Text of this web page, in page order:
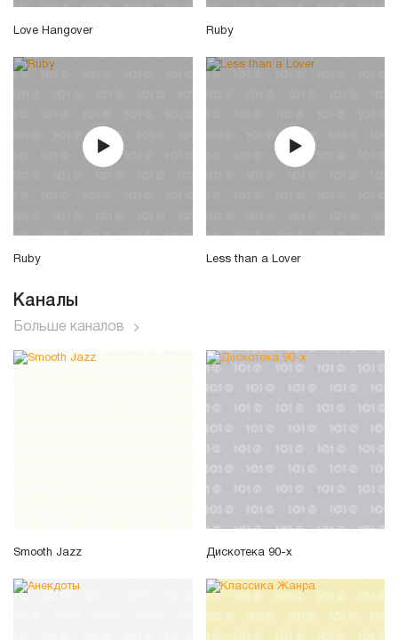
Love Hangover Ruby
Ruby Less than a Lover
Каналы
Больше каналов
Smooth Jazz Дискотека 90-х